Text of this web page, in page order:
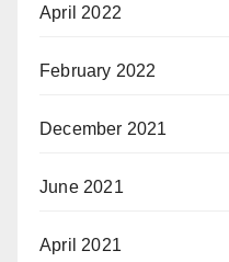
April 2022
February 2022
December 2021
June 2021
April 2021